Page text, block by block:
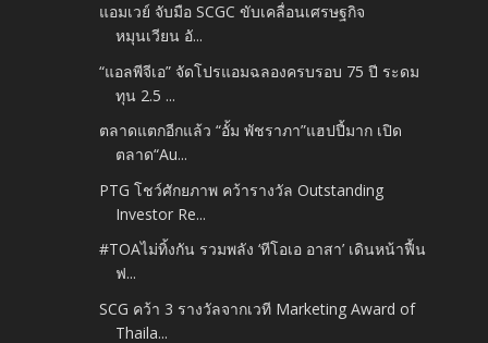
แอมเวย์ จับมือ SCGC ขับเคลื่อนเศรษฐกิจ
หมุนเวียน อั...
“แอลพีจีเอ” จัดโปรแอมฉลองครบรอบ 75 ปี ระดม
ทุน 2.5 ...
ตลาดแตกอีกแล้ว “อั้ม พัชราภา”แฮปปี้มาก เปิด
ตลาด“Au...
PTG โชว์ศักยภาพ คว้ารางวัล Outstanding
Investor Re...
#TOAไม่ทิ้งกัน รวมพลัง ‘ทีโอเอ อาสา’ เดินหน้าฟื้น
ฟ...
SCG คว้า 3 รางวัลจากเวที Marketing Award of
Thaila...